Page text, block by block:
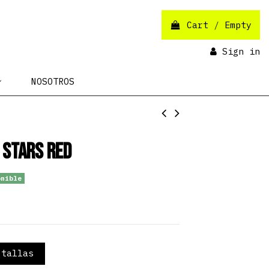
Cart / Empty
Sign in
NOSOTROS
Red
tallas